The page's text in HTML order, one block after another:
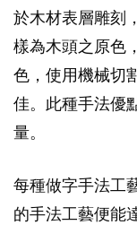
於木材表層雕刻
樣為木頭之原色
色，使用機械切
佳。此種手法優
量。
每種做字手法工
的手法工藝便能